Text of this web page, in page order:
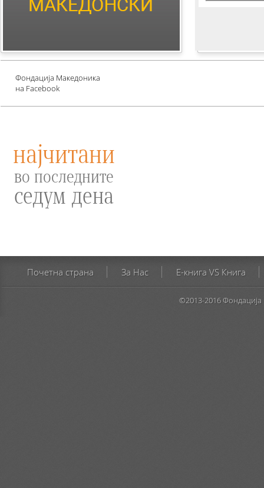
Е-книги за едукација
против зависности и
Фондација Македоника
на Facebook
најчитани
во последните
седум дена
Почетна страна За Нас E-книга VS Книга
©2013-2016